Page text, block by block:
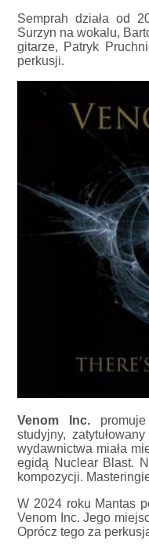
Semprah działa od
Surzyn na wokalu,
gitarze, Patryk
perkusji.
Venom Inc.
studyjny, zatytułowany
wydawnictwa miała
egidą Nuclear Blast.
kompozycji.
W 2024 roku Mantas
Venom Inc. Jego
Oprócz tego za